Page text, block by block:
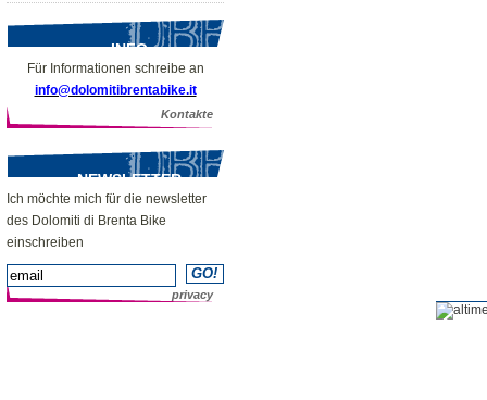
INFO
Für Informationen schreibe an
info@dolomitibrentabike.it
Kontakte
NEWSLETTER
Ich möchte mich für die newsletter
des Dolomiti di Brenta Bike
einschreiben
privacy